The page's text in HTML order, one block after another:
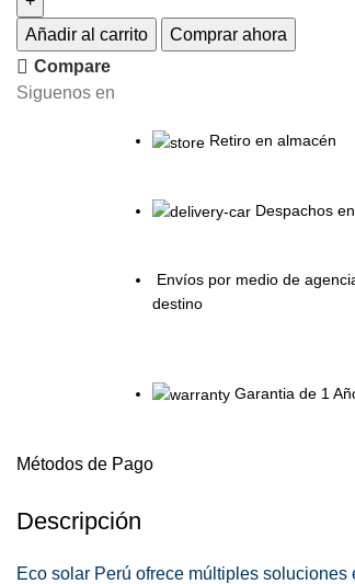
Añadir al carrito
Comprar ahora
Compare
Siguenos en
Retiro en almacén
Despachos
Envíos por medio de
destino
Garantia de 1
Métodos de Pago
Descripción
Eco solar Perú ofrece múltiples